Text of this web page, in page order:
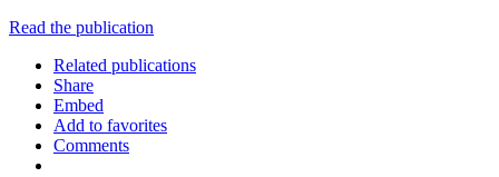
Read the publication
Related publications
Share
Embed
Add to favorites
Comments